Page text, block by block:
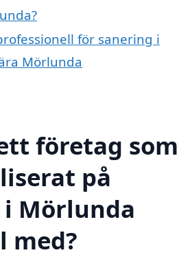
för sanering i
Mörlunda
företag som
på
Mörlunda
med?